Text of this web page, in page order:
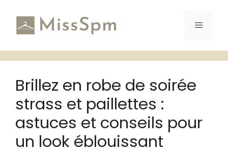
contenu
Menu
Brillez en robe de soirée
strass et paillettes :
astuces et conseils pour
un look éblouissant